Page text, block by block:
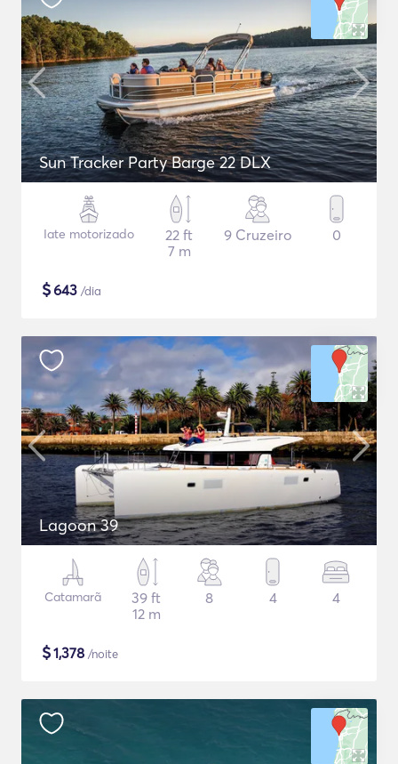
Sun Tracker Party Barge 22 DLX
Iate motorizado
22 ft
7 m
9 Cruzeiro 0
$643 /dia
Lagoon 39
Catamarã
39 ft
12 m
8 4 4
$1,378 /noite